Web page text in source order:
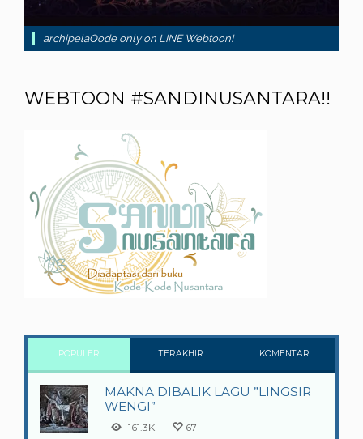
archipelaQode only on LINE Webtoon!
WEBTOON #SANDINUSANTARA!!
POPULER TERAKHIR KOMENTAR
MAKNA DIBALIK LAGU ”LINGSIR
WENGI”
161.3K 67